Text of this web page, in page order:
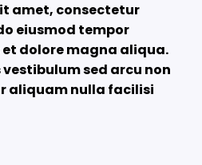
amet, consectetur
eiusmod tempor
dolore magna aliqua.
sed arcu non
aliquam nulla facilisi